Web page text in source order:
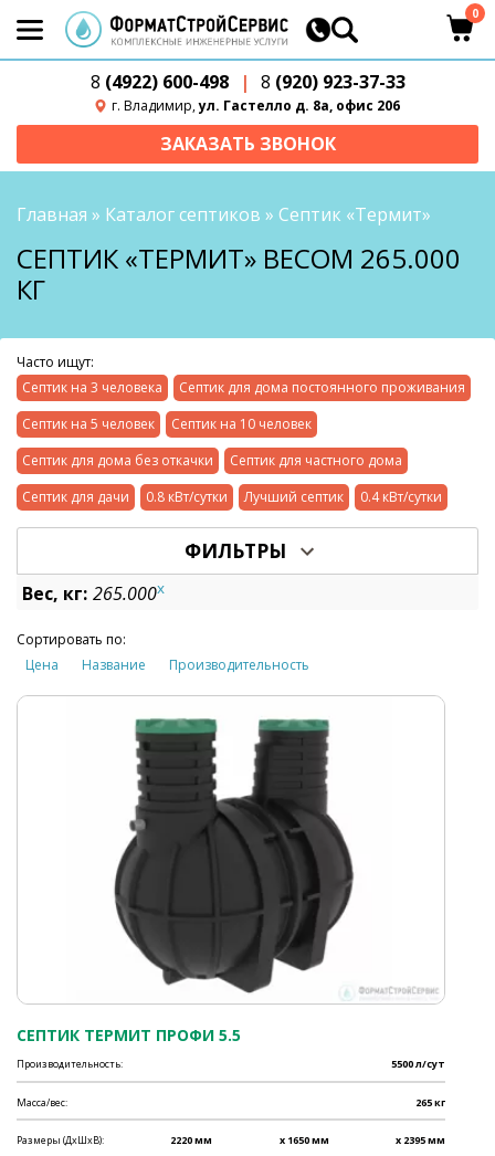
8 (4922) 600-498 | 8 (920) 923-37-33
г. Владимир,ул. Гастелло д. 8а, офис 206
0
ЗАКАЗАТЬ ЗВОНОК
Главная » Каталог септиков » Септик «Термит»
СЕПТИК «ТЕРМИТ» ВЕСОМ 265.000
КГ
Часто ищут:
Септик на 3 человека
Септик для дома постоянного проживания
Септик на 5 человек
Септик на 10 человек
Септик для дома без откачки
Септик для частного дома
Септик для дачи
0.8 кВт/сутки Лучший септик 0.4 кВт/сутки
ФИЛЬТРЫ
Вес, кг: 265.000x
Сортировать по:
Цена
Название Производительность
СЕПТИК ТЕРМИТ ПРОФИ 5.5
Производительность: 5500 л/сут
Масса/вес: 265 кг
Размеры (ДхШхВ): 2220 мм x 1650 мм x 2395 мм